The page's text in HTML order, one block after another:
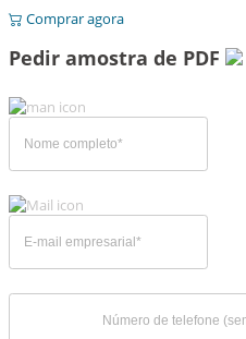
Comprar agora
Pedir amostra de PDF